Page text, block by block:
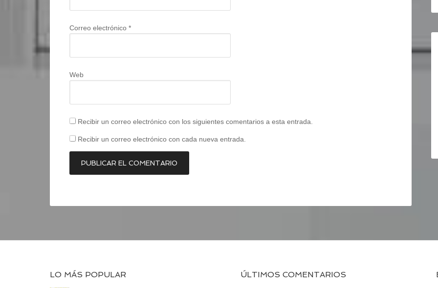
Correo electrónico *
Web
Recibir un correo electrónico con los siguientes comentarios a esta entrada.
Recibir un correo electrónico con cada nueva entrada.
LO MÁS POPULAR ÚLTIMOS COMENTARIOS